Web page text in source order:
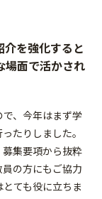
介を強化すると
場面で活かされ
、今年はまず学
たりしました。
集要項から抜粋
の方にもご協力
ても役に立ちま